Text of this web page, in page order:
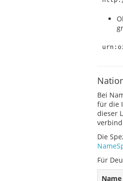
Bei
für die
dieser
Die
Für
Name